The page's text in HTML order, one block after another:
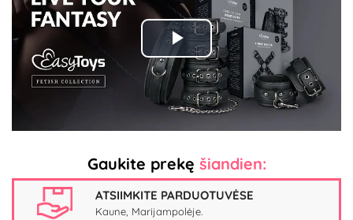
Play
Video
Gaukite prekę šiandien:
ATSIIMKITE PARDUOTUVĖSE
Kaune, Marijampolėje.